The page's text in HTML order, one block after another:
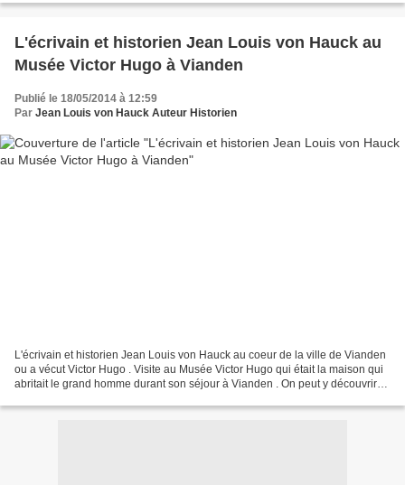
L'écrivain et historien Jean Louis von Hauck au
Musée Victor Hugo à Vianden
Publié le 18/05/2014 à 12:59
Par Jean Louis von Hauck Auteur Historien
L'écrivain et historien Jean Louis von Hauck au coeur de la ville de Vianden
ou a vécut Victor Hugo . Visite au Musée Victor Hugo qui était la maison qui
abritait le grand homme durant son séjour à Vianden . On peut y découvrir